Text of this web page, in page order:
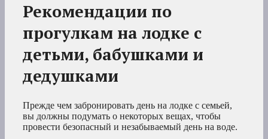
Рекомендации по
прогулкам на лодке с
детьми, бабушками и
дедушками
Прежде чем забронировать день на лодке с семьей,
вы должны подумать о некоторых вещах, чтобы
провести безопасный и незабываемый день на воде.